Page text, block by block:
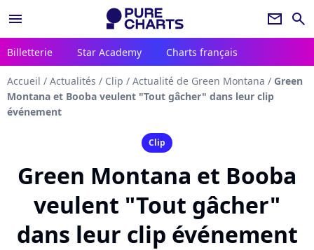
menu newsletter search
Billetterie Star Academy Charts français
Accueil / Actualités / Clip / Actualité de Green Montana / Green
Montana et Booba veulent "Tout gâcher" dans leur clip
événement
Clip
Green Montana et Booba
veulent "Tout gâcher"
dans leur clip événement